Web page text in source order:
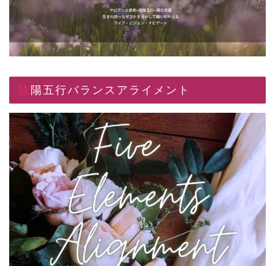
陰陽五行バランスアライメント